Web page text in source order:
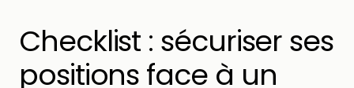
Checklist : sécuriser ses
positions face à un